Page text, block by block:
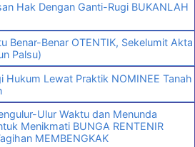
Hak Dengan Ganti-Rugi BUKANLAH
Benar-Benar OTENTIK, Sekelumit Akta
Palsu)
Hukum Lewat Praktik NOMINEE Tanah
Ulur Waktu dan Menunda
Menikmati BUNGA RENTENIR
MEMBENGKAK